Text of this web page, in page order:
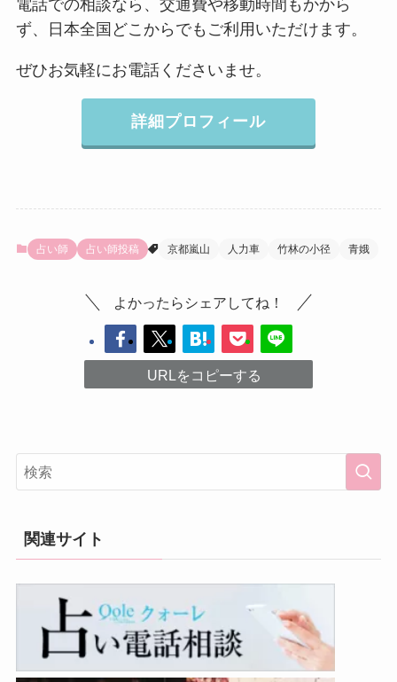
電話での相談なら、交通費や移動時間もかから
ず、日本全国どこからでもご利用いただけます。
ぜひお気軽にお電話くださいませ。
詳細プロフィール
占い師 占い師投稿 京都嵐山 人力車 竹林の小径 青娥
よかったらシェアしてね！
URLをコピーする
関連サイト